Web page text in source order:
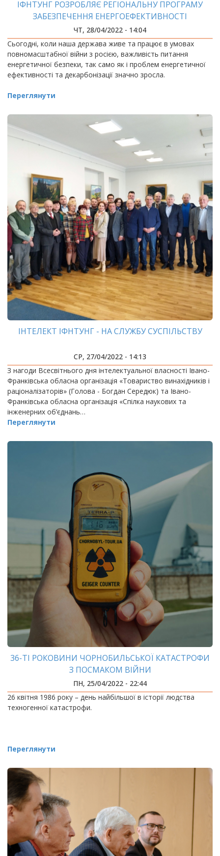
ІФНТУНГ РОЗРОБЛЯЄ РЕГІОНАЛЬНУ ПРОГРАМУ
ЗАБЕЗПЕЧЕННЯ ЕНЕРГОЕФЕКТИВНОСТІ
ЧТ, 28/04/2022 - 14:04
Сьогодні, коли наша держава живе та працює в умовах
повномасштабної війни з росією, важливість питання
енергетичної безпеки, так само як і проблем енергетичної
ефективності та декарбонізації значно зросла.
Переглянути
ІНТЕЛЕКТ ІФНТУНГ - НА СЛУЖБУ СУСПІЛЬСТВУ
СР, 27/04/2022 - 14:13
З нагоди Всесвітнього дня інтелектуальної власності Івано-
Франківська обласна організація «Товариство винахідників і
раціоналізаторів» (Голова - Богдан Середюк) та Івано-
Франківська обласна організація «Спілка наукових та
інженерних об’єднань…
Переглянути
36-ТІ РОКОВИНИ ЧОРНОБИЛЬСЬКОЇ КАТАСТРОФИ
З ПОСМАКОМ ВІЙНИ
ПН, 25/04/2022 - 22:44
26 квітня 1986 року – день найбільшої в історії людства
техногенної катастрофи.
Переглянути